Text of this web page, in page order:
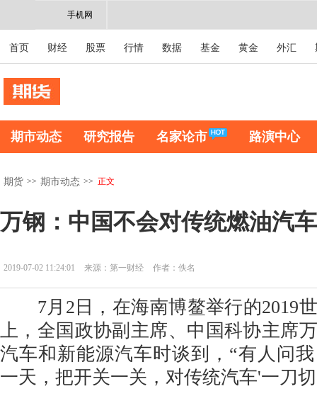
手机网
首页 财经 股票 行情 数据 基金 黄金 外汇
期市动态 研究报告 名家论市 路演中心
期货 >> 期市动态 >> 正文
万钢：中国不会对传统燃油汽
2019-07-02 11:24:01 来源：第一财经 作者：佚名
7月2日，在海南博鳌举行的2019
上，全国政协副主席、中国科协主席
汽车和新能源汽车时谈到，“有人问
一天，把开关一关，对传统汽车'一刀